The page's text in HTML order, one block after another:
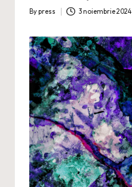
Posted
Bypress 3 noiembrie 2024